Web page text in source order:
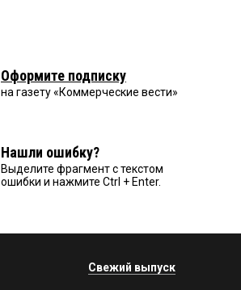
Оформите подписку
на газету «Коммерческие вести»
Нашли ошибку?
Выделите фрагмент с текстом
ошибки и нажмите Ctrl + Enter.
Свежий выпуск